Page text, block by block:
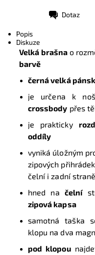
Dotaz
Popis
Diskuze
Velká brašna o
barvě
černá velká
je určena k
crossbody přes
je prakticky
oddíly
vyniká úložným
zipových
čelní i zadní
hned načelní
zipová kapsa
samotná taška
klopu na dva
pod klopou